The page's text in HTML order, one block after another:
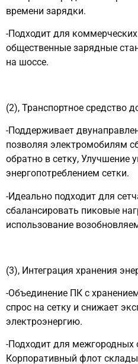
времени зарядки.
-Подходит для
общественные зарядные
на шоссе.
(2), Транспортное средство
-Поддерживает
позволяя электромобилям
обратно в сетку, Улучшение
энергопотреблением сетки.
-Идеально подходит для
сбалансировать пиковые
использование
(3), Интеграция хранения
-Объединение ПК с
спрос на сетку и снижает
электроэнергию.
-Подходит для межгородных
Корпоративный флот